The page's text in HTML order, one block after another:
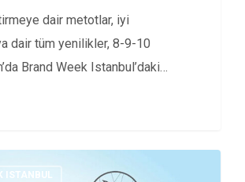
dair metotlar, iyi
dair tüm yenilikler, 8-9-10
Brand Week Istanbul’daki
ISTANBUL